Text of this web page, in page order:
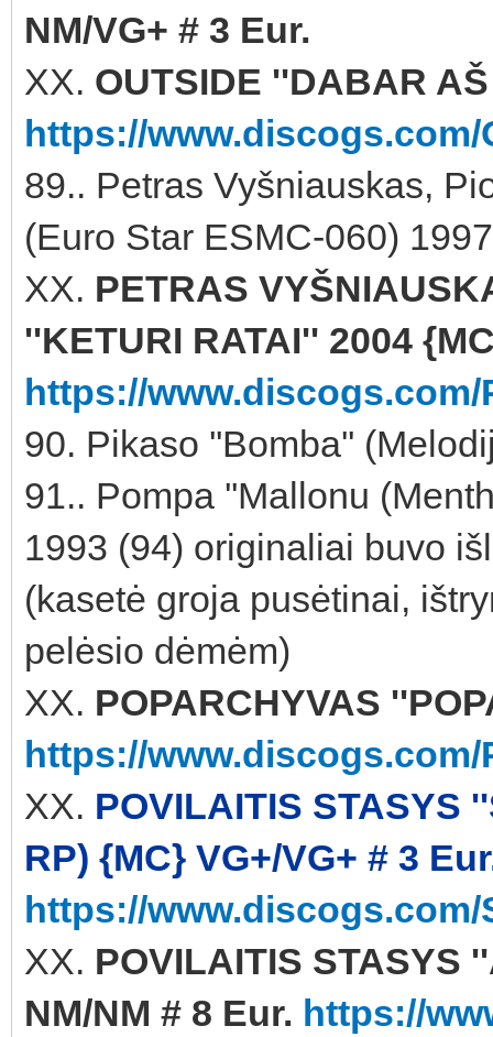
NM/VG+ # 3 Eur.
XX. OUTSIDE ''DABAR
https://www.discogs.com/
89.. Petras Vyšniauskas,
(Euro Star ESMC-060)
XX. PETRAS
''KETURI RATAI'' 2004
https://www.discogs.com/
90. Pikaso ''Bomba''
91.. Pompa ''Mallonu
1993 (94) originaliai buvo
(kasetė groja pusėtinai,
pelėsio dėmėm)
XX. POPARCHYVAS
https://www.discogs.com/
XX. POVILAITIS STASYS
RP) {MC} VG+/VG+ # 3
https://www.discogs.com/
XX. POVILAITIS STASYS
NM/NM # 8 Eur. https://